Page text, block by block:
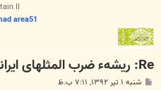
II
area51
Re: ریشهء ضرب المثلهای ایرانی..........
شنبه ۱ تیر ۱۳۹۲, ۷:۱۱ ب.ظ